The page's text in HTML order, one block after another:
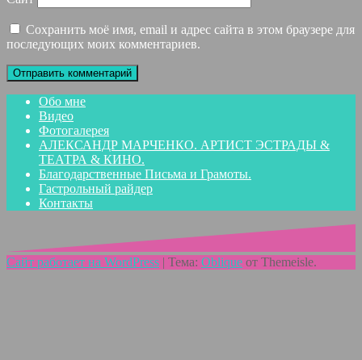
Сохранить моё имя, email и адрес сайта в этом браузере для
последующих моих комментариев.
Обо мне
Видео
Фотогалерея
АЛЕКСАНДР МАРЧЕНКО. АРТИСТ ЭСТРАДЫ &
ТЕАТРА & КИНО.
Благодарственные Письма и Грамоты.
Гастрольный райдер
Контакты
Сайт работает на WordPress | Тема: Oblique от Themeisle.